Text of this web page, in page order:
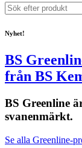
Sök:
Nyhet!
BS
från BS
BS Greenline
svanenmärkt.
Se alla Greenline-